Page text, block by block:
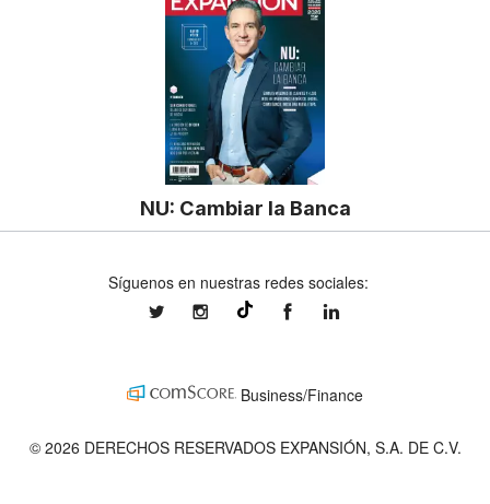
NU: Cambiar la Banca
Síguenos en nuestras redes sociales:
expansionmxexpansionmx ExpansionMex
Business/Finance
© 2026 DERECHOS RESERVADOS EXPANSIÓN, S.A. DE C.V.